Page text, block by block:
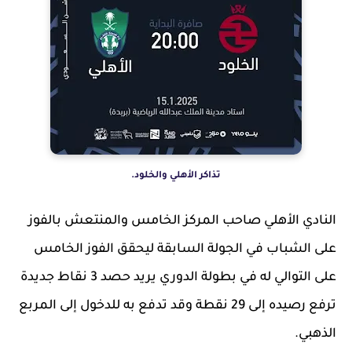
تذاكر الأهلي والخلود.
النادي الأهلي صاحب المركز الخامس والمنتعش بالفوز
على الشباب في الجولة السابقة ليحقق الفوز الخامس
على التوالي له في بطولة الدوري يريد حصد 3 نقاط جديدة
ترفع رصيده إلى 29 نقطة وقد تدفع به للدخول إلى المربع
الذهبي.